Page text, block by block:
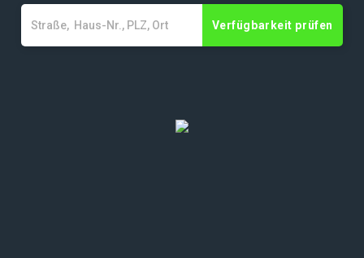
Verfügbarkeit prüfen